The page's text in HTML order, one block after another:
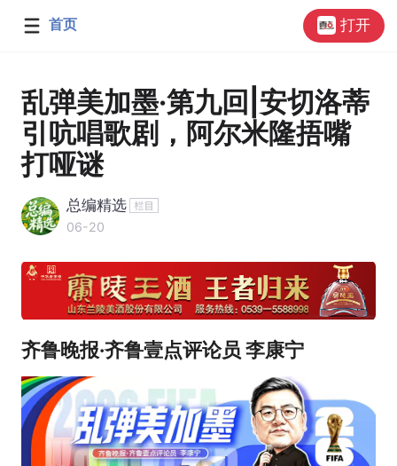
首页 打开
乱弹美加墨·第九回|安切洛蒂
引吭唱歌剧，阿尔米隆捂嘴
打哑谜
总编精选
06-20
齐鲁晚报·齐鲁壹点评论员 李康宁